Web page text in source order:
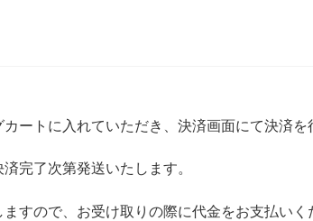
ートに入れていただき、決済画面にて決済を
完了次第発送いたします。
すので、お受け取りの際に代金をお支払いく